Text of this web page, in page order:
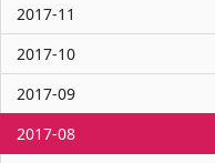
2017-11
2017-10
2017-09
2017-08